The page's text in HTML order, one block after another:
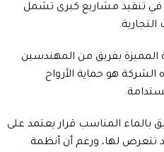
خبرة تفوق 40 عامًا في تنفيذ مشاريع كبرى تشمل
بفريق من المهندسين
هو حماية الأرواح
بالماء المناسب قرار يعتمد على
تتعرض لها، ورغم أن أنظمة